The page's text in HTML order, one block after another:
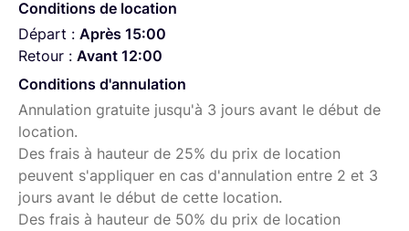
Conditions de location
Départ : Après 15:00
Retour : Avant 12:00
Conditions d'annulation
Annulation gratuite jusqu'à 3 jours avant le début de
location.
Des frais à hauteur de 25% du prix de location
peuvent s'appliquer en cas d'annulation entre 2 et 3
jours avant le début de cette location.
Des frais à hauteur de 50% du prix de location